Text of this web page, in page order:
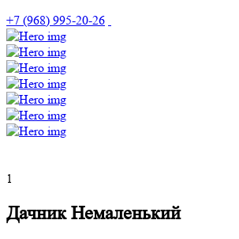
+7 (968) 995-20-26
1
Дачник Немаленький